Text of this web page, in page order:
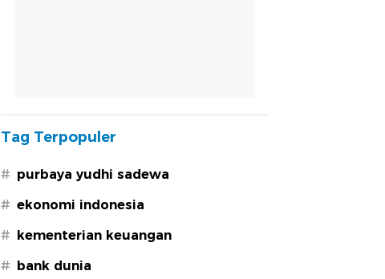
Tag Terpopuler
# purbaya yudhi sadewa
# ekonomi indonesia
# kementerian keuangan
# bank dunia